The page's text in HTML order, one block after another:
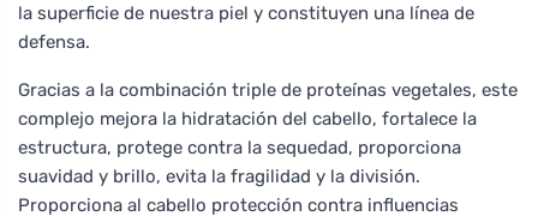
la superficie de nuestra piel y constituyen una línea de
defensa.
Gracias a la combinación triple de proteínas vegetales, este
complejo mejora la hidratación del cabello, fortalece la
estructura, protege contra la sequedad, proporciona
suavidad y brillo, evita la fragilidad y la división.
Proporciona al cabello protección contra influencias